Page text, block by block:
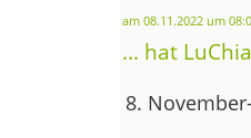
am 08.11.2022 um
... hat
8.